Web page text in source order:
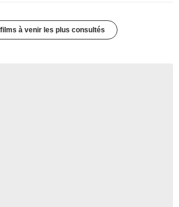
à venir les plus consultés